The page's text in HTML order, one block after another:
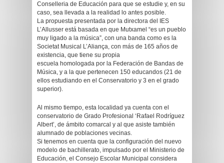
Conselleria de Educación para que se estudie y, en su
caso, sea llevada a la realidad lo antes posible.
La propuesta presentada por la directora del IES
L’Allusser está basada en que Mutxamel “es un pueblo
muy ligado a la música”, con una banda como es la
Societat Musical L’Aliança, con más de 165 años de
existencia, que tiene su propia
escuela homologada por la Federación de Bandas de
Música, y a la que pertenecen 150 educandos (21 de
ellos estudiando en el Conservatorio y 3 en el grado
superior).
Al mismo tiempo, esta localidad ya cuenta con el
conservatorio de Grado Profesional ‘Rafael Rodríguez
Albert’, de ámbito comarcal y al que asiste también
alumnado de poblaciones vecinas.
Si tenemos en cuenta que la configuración del nuevo
modelo de bachillerato, impulsado por el Ministerio de
Educación, el Consejo Escolar Municipal considera